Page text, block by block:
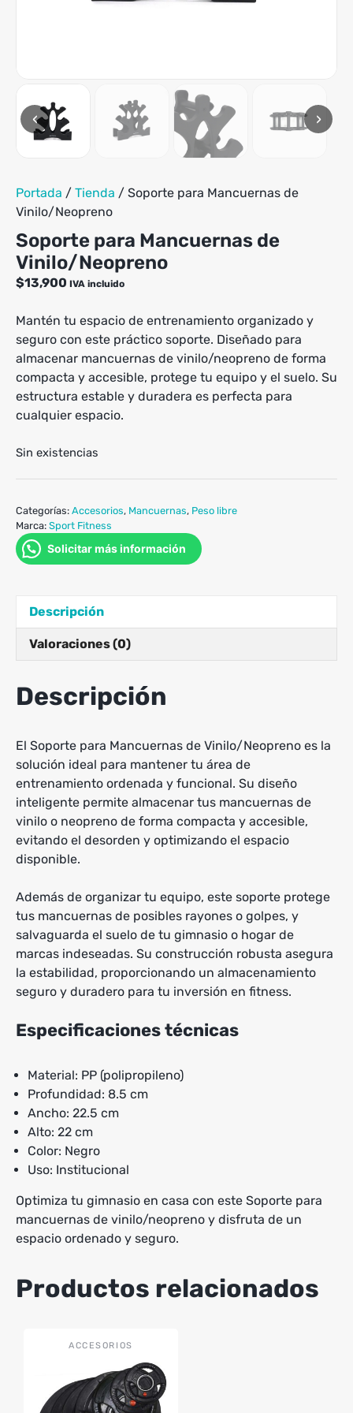
la
‹ ›
Portada / Tienda / Soporte para Mancuernas de
Vinilo/Neopreno
Soporte para Mancuernas de
Vinilo/Neopreno
$13,900 IVA incluido
Mantén tu espacio de entrenamiento organizado y
seguro con este práctico soporte. Diseñado para
almacenar mancuernas de vinilo/neopreno de forma
compacta y accesible, protege tu equipo y el suelo. Su
estructura estable y duradera es perfecta para
cualquier espacio.
Sin existencias
Categorías: Accesorios, Mancuernas, Peso libre
Marca: Sport Fitness
Solicitar más información
Descripción
Valoraciones (0)
Descripción
El Soporte para Mancuernas de Vinilo/Neopreno es la
solución ideal para mantener tu área de
entrenamiento ordenada y funcional. Su diseño
inteligente permite almacenar tus mancuernas de
vinilo o neopreno de forma compacta y accesible,
evitando el desorden y optimizando el espacio
disponible.
Además de organizar tu equipo, este soporte protege
tus mancuernas de posibles rayones o golpes, y
salvaguarda el suelo de tu gimnasio o hogar de
marcas indeseadas. Su construcción robusta asegura
la estabilidad, proporcionando un almacenamiento
seguro y duradero para tu inversión en fitness.
Especificaciones técnicas
Material: PP (polipropileno)
Profundidad: 8.5 cm
Ancho: 22.5 cm
Alto: 22 cm
Color: Negro
Uso: Institucional
Optimiza tu gimnasio en casa con este Soporte para
mancuernas de vinilo/neopreno y disfruta de un
espacio ordenado y seguro.
Productos relacionados
ACCESORIOS
tiene
múltiples